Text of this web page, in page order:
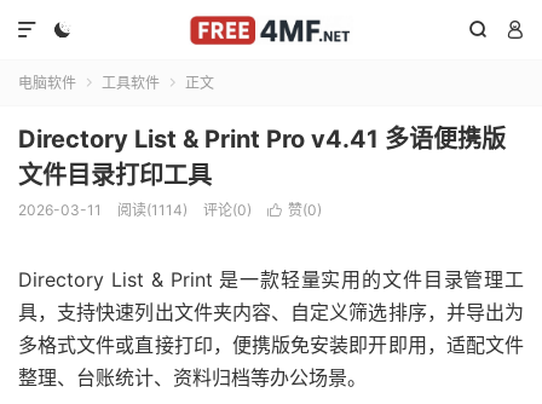
  

电脑软件  工具软件  正文
Directory List & Print Pro v4.41 多语便携版
文件目录打印工具
2026-03-11 阅读(1114) 评论(0)  赞(0)
Directory List & Print 是一款轻量实用的文件目录管理工
具，支持快速列出文件夹内容、自定义筛选排序，并导出为
多格式文件或直接打印，便携版免安装即开即用，适配文件
整理、台账统计、资料归档等办公场景。